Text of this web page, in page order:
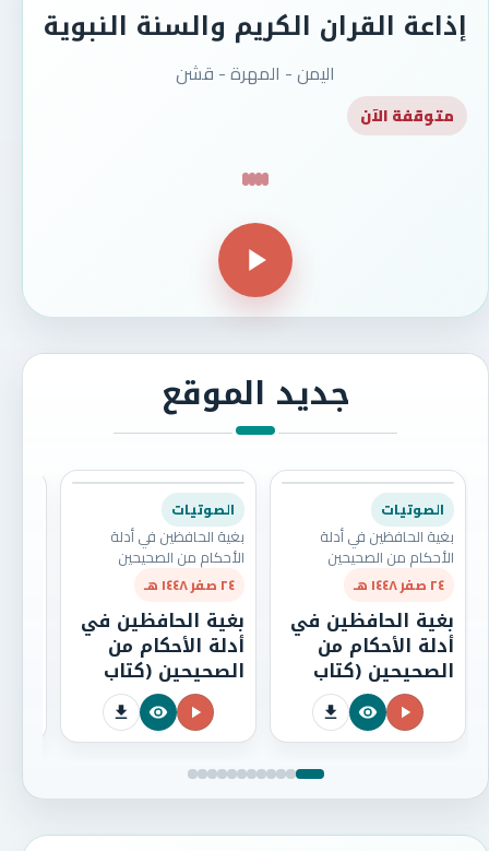
إذاعة القران الكريم والسنة النبوية
اليمن - المهرة - قشن
متوقفة الآن
جديد الموقع
الصوتيات
بغية الحافظين في أدلة
الأحكام من الصحيحين
٢٤ صفر ١٤٤٨ هـ
بغية الحافظين في
أدلة الأحكام من
الصحيحين (كتاب
الصلاة) الدرس
الثامن بعد المائتين
[208]
الصوتيات
بغية الحافظين في أدلة
الأحكام من الصحيحين
٢٤ صفر ١٤٤٨ هـ
بغية الحافظين في
أدلة الأحكام من
الصحيحين (كتاب
الصلاة) الدرس
السابع بعد المائتين
[207]